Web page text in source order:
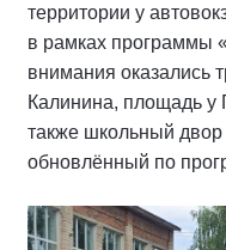
территории у
в рамках программы
внимания оказались
Калинина, площадь у
также школьный
обновлённый по